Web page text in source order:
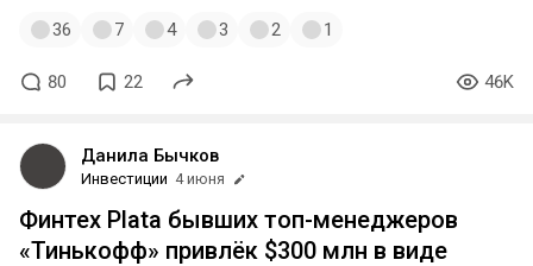
36 7 4 3 2 1
80 22 46K
Данила Бычков
Инвестиции 4 июня
Финтех Plata бывших топ-менеджеров
«Тинькофф» привлёк $300 млн в виде